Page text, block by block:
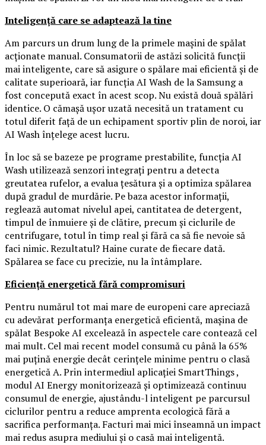
Inteligență care se adaptează la tine
Am parcurs un drum lung de la primele mașini de spălat
acționate manual. Consumatorii de astăzi solicită funcții
mai inteligente, care să asigure o spălare mai eficientă și de
calitate superioară, iar funcția AI Wash de la Samsung a
fost concepută exact în acest scop. Nu există două spălări
identice. O cămașă ușor uzată necesită un tratament cu
totul diferit față de un echipament sportiv plin de noroi, iar
AI Wash înțelege acest lucru.
În loc să se bazeze pe programe prestabilite, funcția AI
Wash utilizează senzori integrați pentru a detecta
greutatea rufelor, a evalua țesătura și a optimiza spălarea
după gradul de murdărie. Pe baza acestor informații,
reglează automat nivelul apei, cantitatea de detergent,
timpul de înmuiere și de clătire, precum și ciclurile de
centrifugare, totul în timp real și fără ca să fie nevoie să
faci nimic. Rezultatul? Haine curate de fiecare dată.
Spălarea se face cu precizie, nu la întâmplare.
Eficiență energetică fără compromisuri
Pentru numărul tot mai mare de europeni care apreciază
cu adevărat performanța energetică eficientă, mașina de
spălat Bespoke AI excelează în aspectele care contează cel
mai mult. Cel mai recent model consumă cu până la 65%
mai puțină energie decât cerințele minime pentru o clasă
energetică A. Prin intermediul aplicației SmartThings ,
modul AI Energy monitorizează și optimizează continuu
consumul de energie, ajustându-l inteligent pe parcursul
ciclurilor pentru a reduce amprenta ecologică fără a
sacrifica performanța. Facturi mai mici înseamnă un impact
mai redus asupra mediului și o casă mai inteligentă.